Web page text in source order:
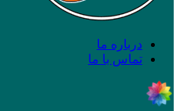
درباره ما
تماس با ما